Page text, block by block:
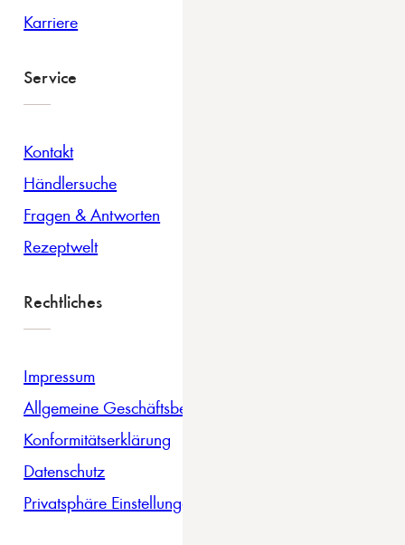
Karriere
Service
Kontakt
Händlersuche
Fragen & Antworten
Rezeptwelt
Rechtliches
Impressum
Allgemeine Geschäftsbedingungen
Konformitätserklärung
Datenschutz
Privatsphäre Einstellungen